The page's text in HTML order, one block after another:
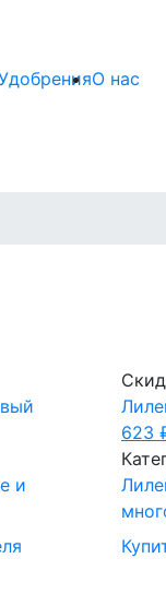
О нас
и
623